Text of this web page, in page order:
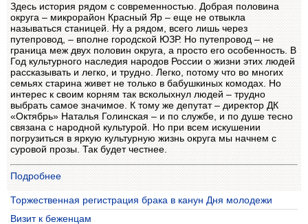
Здесь история рядом с современностью. Добрая половина
округа – микрорайон Красный Яр – еще не отвыкла
называться станицей. Ну а рядом, всего лишь через
путепровод, – вполне городской ЮЗР. Но путепровод – не
граница меж двух половин округа, а просто его особенность. В
Год культурного наследия народов России о жизни этих людей
рассказывать и легко, и трудно. Легко, потому что во многих
семьях старина живет не только в бабушкиных комодах. Но
интерес к своим корням так всколыхнул людей – трудно
выбрать самое значимое. К тому же депутат – директор ДК
«Октябрь» Наталья Голинская – и по службе, и по душе тесно
связана с народной культурой. Но при всем искушении
погрузиться в яркую культурную жизнь округа мы начнем с
суровой прозы. Так будет честнее.
Подробнее
Торжественная регистрация брака в канун Дня молодежи
Визит к беженцам